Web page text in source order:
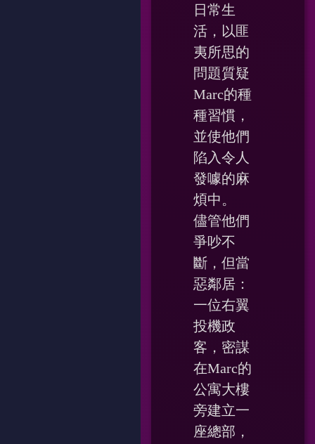
日常生
活，以匪
夷所思的
問題質疑
Marc的種
種習慣，
並使他們
陷入令人
發噱的麻
煩中。
儘管他們
爭吵不
斷，但當
惡鄰居：
一位右翼
投機政
客，密謀
在Marc的
公寓大樓
旁建立一
座總部，